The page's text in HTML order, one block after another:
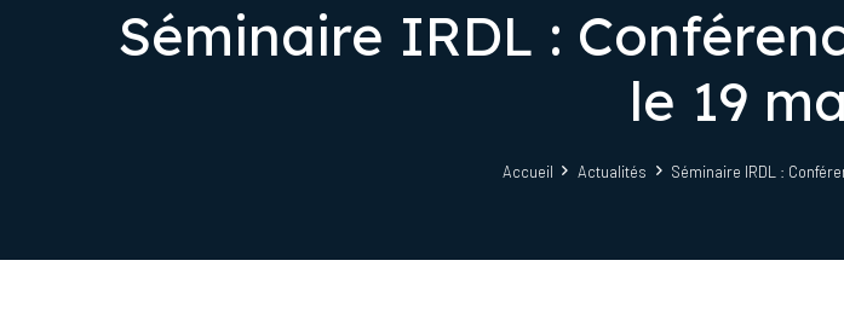
Séminaire IRDL :
le 19
Accueil Actualités Séminaire IRDL :